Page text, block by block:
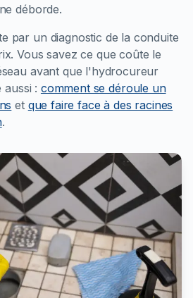
déborde.
par un diagnostic de la conduite
Vous savez ce que coûte le
avant que l'hydrocureur
aussi : comment se déroule un
et que faire face à des racines
.